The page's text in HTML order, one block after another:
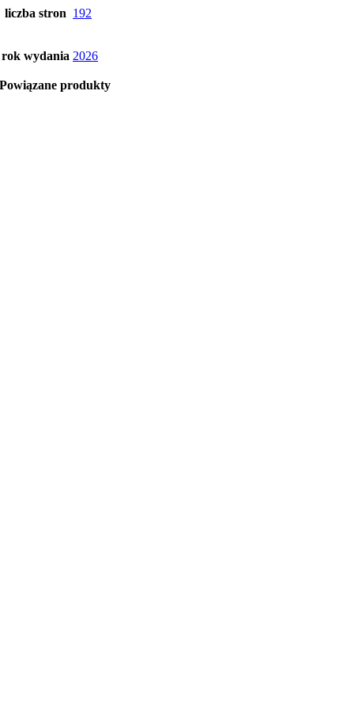
liczba stron 192
rok wydania 2026
Powiązane produkty